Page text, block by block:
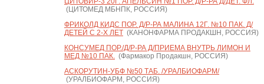
(ЦИТОМЕД МБНПК, РОССИЯ)
ФРИКОЛД КИДС ПОР. Д/Р-РА МАЛИНА 12Г. №10 ПАК. Д/
ДЕТЕЙ С 2-Х ЛЕТ(КАНОНФАРМА ПРОДАКШН, РОССИЯ)
КОНСУМЕД ПОР./Д/Р-РА Д/ПРИЕМА ВНУТРЬ ЛИМОН И
МЕД №10 ПАК.(Фармакор Продакшн, РОССИЯ)
АСКОРУТИН-УБФ №50 ТАБ. /УРАЛБИОФАРМ/
(УРАЛБИОФАРМ, РОССИЯ)